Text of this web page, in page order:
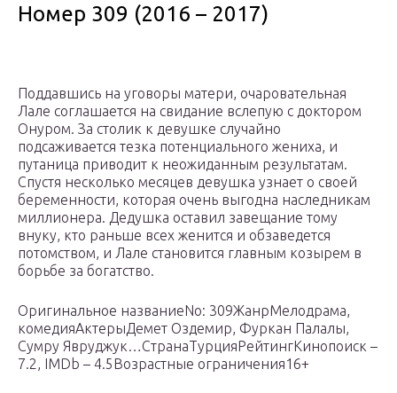
Номер 309 (2016 – 2017)
Поддавшись на уговоры матери, очаровательная
Лале соглашается на свидание вслепую с доктором
Онуром. За столик к девушке случайно
подсаживается тезка потенциального жениха, и
путаница приводит к неожиданным результатам.
Спустя несколько месяцев девушка узнает о своей
беременности, которая очень выгодна наследникам
миллионера. Дедушка оставил завещание тому
внуку, кто раньше всех женится и обзаведется
потомством, и Лале становится главным козырем в
борьбе за богатство.
Оригинальное названиеNo: 309ЖанрМелодрама,
комедияАктерыДемет Оздемир, Фуркан Палалы,
Сумру Явруджук…СтранаТурцияРейтингКинопоиск –
7.2, IMDb – 4.5Возрастные ограничения16+